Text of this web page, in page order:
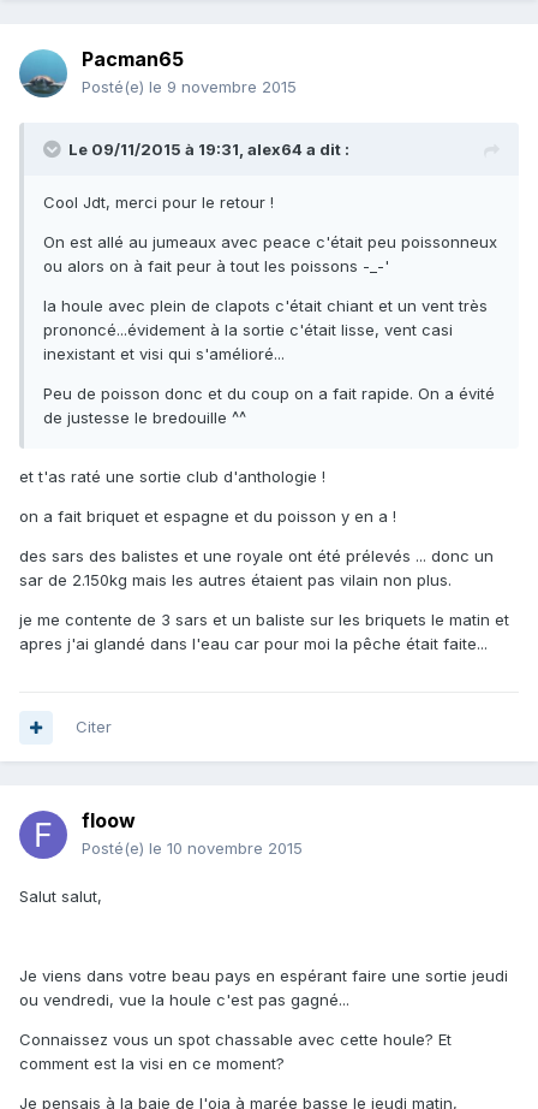
Pacman65
Posté(e) le 9 novembre 2015
Le 09/11/2015 à 19:31, alex64 a dit :
Cool Jdt, merci pour le retour !
On est allé au jumeaux avec peace c'était peu poissonneux
ou alors on à fait peur à tout les poissons -_-'
la houle avec plein de clapots c'était chiant et un vent très
prononcé...évidement à la sortie c'était lisse, vent casi
inexistant et visi qui s'amélioré...
Peu de poisson donc et du coup on a fait rapide. On a évité
de justesse le bredouille ^^
et t'as raté une sortie club d'anthologie !
on a fait briquet et espagne et du poisson y en a !
des sars des balistes et une royale ont été prélevés ... donc un
sar de 2.150kg mais les autres étaient pas vilain non plus.
je me contente de 3 sars et un baliste sur les briquets le matin et
apres j'ai glandé dans l'eau car pour moi la pêche était faite...
Citer
floow
Posté(e) le 10 novembre 2015
Salut salut,
Je viens dans votre beau pays en espérant faire une sortie jeudi
ou vendredi, vue la houle c'est pas gagné...
Connaissez vous un spot chassable avec cette houle? Et
comment est la visi en ce moment?
Je pensais à la baie de l'oia à marée basse le jeudi matin,